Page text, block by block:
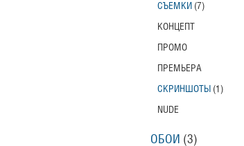
СЪЕМКИ (7)
КОНЦЕПТ
ПРОМО
ПРЕМЬЕРА
СКРИНШОТЫ (1)
NUDE
ОБОИ (3)